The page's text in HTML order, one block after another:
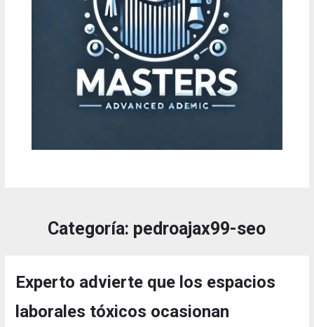
Categoría: pedroajax99-seo
Experto advierte que los espacios
laborales tóxicos ocasionan